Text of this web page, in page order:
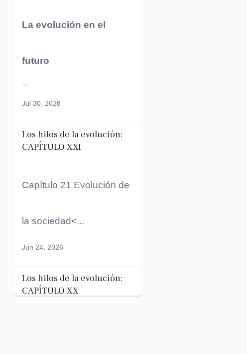
La evolución en el
futuro
...
Jul 30, 2026
Los hilos de la evolución:
CAPÍTULO XXI
Capítulo 21 Evolución de
la sociedad<...
Jun 24, 2026
Los hilos de la evolución:
CAPÍTULO XX